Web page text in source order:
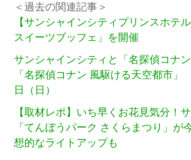
＜過去の関連記事＞
【サンシャインシティプリンスホテ
スイーツブッフェ」を開催
サンシャインシティと「名探偵コナ
「名探偵コナン 風駆ける天空都市
日（日）
【取材レポ】いち早くお花見気分！
「てんぼうパーク さくらまつり」が
想的なライトアップも